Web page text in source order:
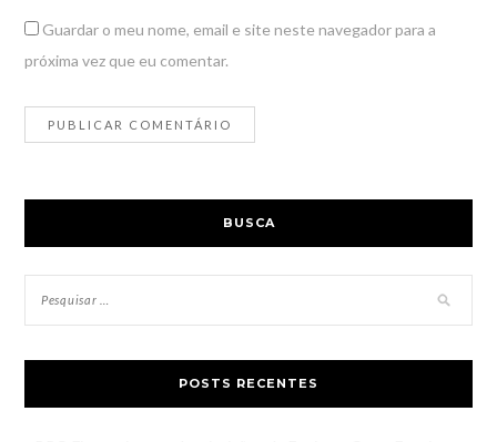
Guardar o meu nome, email e site neste navegador para a
próxima vez que eu comentar.
BUSCA
POSTS RECENTES